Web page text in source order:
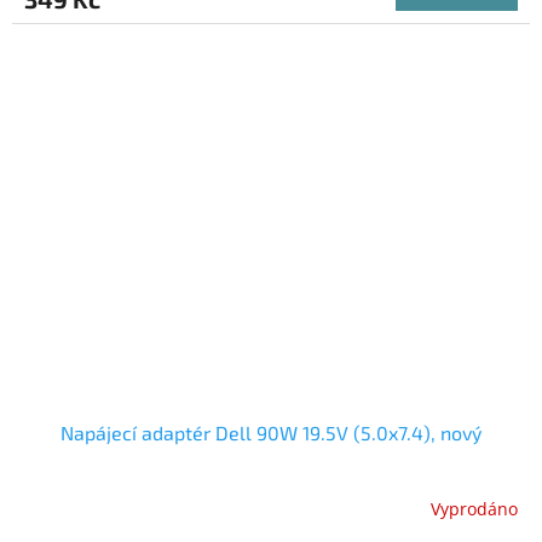
Napájecí adaptér Dell 90W 19.5V (5.0x7.4), nový
Vyprodáno